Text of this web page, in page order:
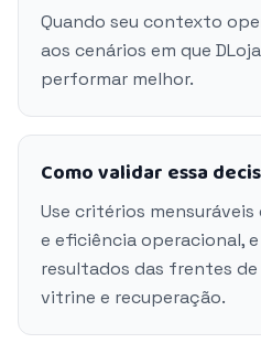
Quando seu contexto
aos cenários em que
performar melhor.
Como validar essa
Use critérios
e eficiência operacional,
resultados das frentes
vitrine e recuperação.